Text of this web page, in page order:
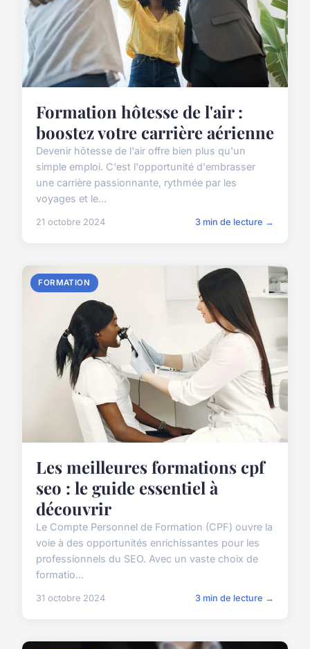
Formation hôtesse de l'air :
boostez votre carrière aérienne
Devenir hôtesse de l'air offre bien plus qu'un
simple emploi. C'est l'opportunité d'embrasser
une carrière passionnante, rythmée par les
voyages et le...
21 octobre 2024 3 min de lecture →
FORMATION
Les meilleures formations cpf
seo : le guide essentiel à
découvrir
Le Compte Personnel de Formation (CPF) ouvre la
voie à des opportunités enrichissantes pour les
professionnels du SEO. Avec un vaste choix de
formatio...
31 octobre 2024 3 min de lecture →